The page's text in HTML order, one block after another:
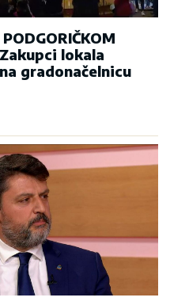
lokala
gradonačelnicu